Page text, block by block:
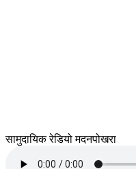
सामुदायिक रेडियो मदनपोखरा